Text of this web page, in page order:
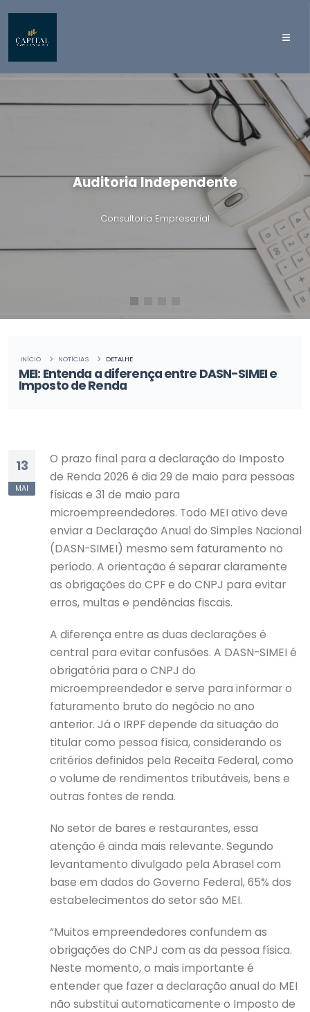
Auditoria Independente
Consultoria Empresarial
MEI: Entenda a diferença entre DASN-SIMEI e
Imposto de Renda
INÍCIO NOTÍCIAS DETALHE
13
MAI
O prazo final para a declaração do Imposto
de Renda 2026 é dia 29 de maio para pessoas
físicas e 31 de maio para
microempreendedores. Todo MEI ativo deve
enviar a Declaração Anual do Simples Nacional
(DASN-SIMEI) mesmo sem faturamento no
período. A orientação é separar claramente
as obrigações do CPF e do CNPJ para evitar
erros, multas e pendências fiscais.
A diferença entre as duas declarações é
central para evitar confusões. A DASN-SIMEI é
obrigatória para o CNPJ do
microempreendedor e serve para informar o
faturamento bruto do negócio no ano
anterior. Já o IRPF depende da situação do
titular como pessoa física, considerando os
critérios definidos pela Receita Federal, como
o volume de rendimentos tributáveis, bens e
outras fontes de renda.
No setor de bares e restaurantes, essa
atenção é ainda mais relevante. Segundo
levantamento divulgado pela Abrasel com
base em dados do Governo Federal, 65% dos
estabelecimentos do setor são MEI.
“Muitos empreendedores confundem as
obrigações do CNPJ com as da pessoa física.
Neste momento, o mais importante é
entender que fazer a declaração anual do MEI
não substitui automaticamente o Imposto de